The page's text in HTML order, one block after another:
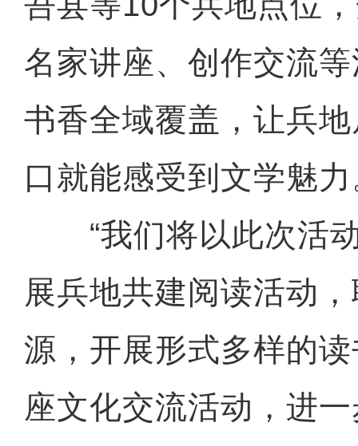
名家讲座、创作交流
书香全域覆盖，让兵
口就能感受到文学魅
“我们将以此次活动
展兵地共建阅读活动
源，开展形式多样的
座文化交流活动，进